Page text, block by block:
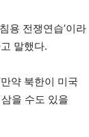
용 전쟁연습’이라
말했다.
약 북한이 미국
을 수도 있을